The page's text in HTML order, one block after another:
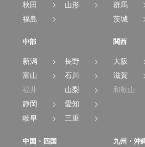
秋田
山形
福島
群馬
茨城
中部
新潟
長野
富山
石川
福井
山梨
静岡
愛知
岐阜
三重
関西
大阪
滋賀
和歌山
中国・四国 九州・沖